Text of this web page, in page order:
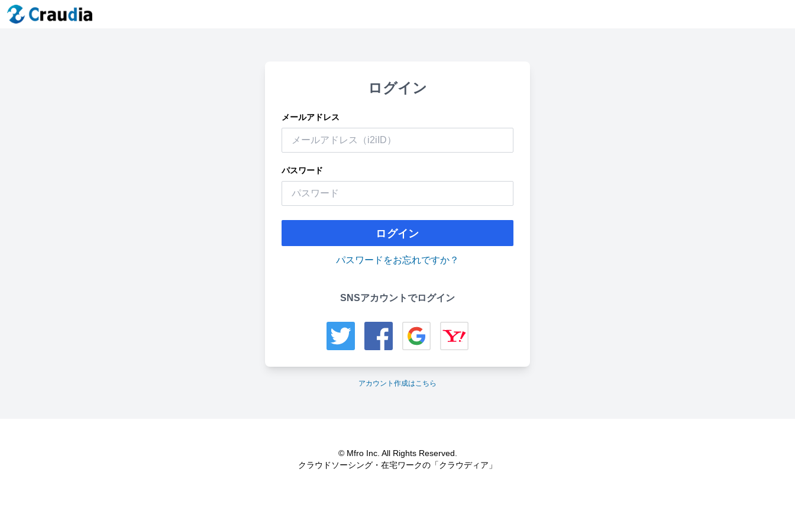
ログイン
メールアドレス
パスワード
ログイン
パスワードをお忘れですか？
SNSアカウントでログイン
アカウント作成はこちら
© Mfro Inc. All Rights Reserved.
クラウドソーシング・在宅ワークの「クラウディア」